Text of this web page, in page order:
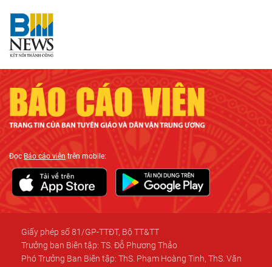
ĐọcBáo cáo viên trên mobile:
Giấy phép số 81/GP-TTĐT, Bộ TT&TT
Trưởng ban Biên tập: TS. Đỗ Phương Thảo
Phó Trưởng Ban Biên tập: ThS. Phạm Hoàng Tinh, ThS. Văn